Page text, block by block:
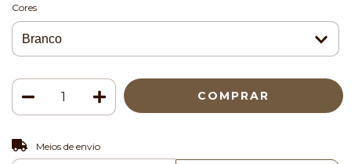
Cores
Entregas para o CEP:
Meios de envio